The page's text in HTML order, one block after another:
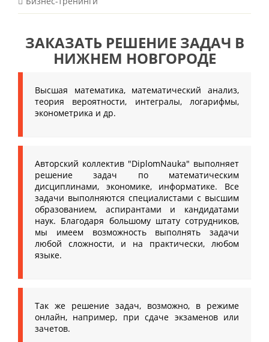
ЗАКАЗАТЬ РЕШЕНИЕ ЗАДАЧ В
НИЖНЕМ НОВГОРОДЕ
Высшая математика, математический анализ,
теория вероятности, интегралы, логарифмы,
эконометрика и др.
Авторский коллектив "DiplomNauka" выполняет
решение задач по математическим
дисциплинами, экономике, информатике. Все
задачи выполняются специалистами с высшим
образованием, аспирантами и кандидатами
наук. Благодаря большому штату сотрудников,
мы имеем возможность выполнять задачи
любой сложности, и на практически, любом
языке.
Так же решение задач, возможно, в режиме
онлайн, например, при сдаче экзаменов или
зачетов.